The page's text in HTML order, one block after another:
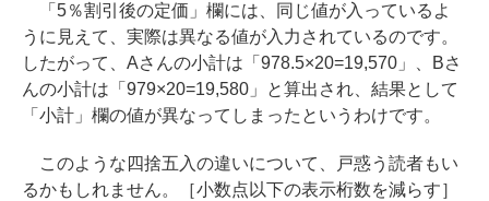
「5％割引後の定価」欄には、同じ値が入っているよ
うに見えて、実際は異なる値が入力されているのです。
したがって、Aさんの小計は「978.5×20=19,570」、Bさ
んの小計は「979×20=19,580」と算出され、結果として
「小計」欄の値が異なってしまったというわけです。
このような四捨五入の違いについて、戸惑う読者もい
るかもしれません。［小数点以下の表示桁数を減らす］